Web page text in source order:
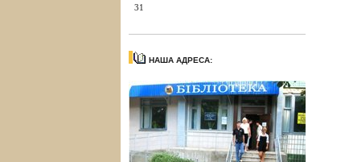
31
НАША АДРЕСА: